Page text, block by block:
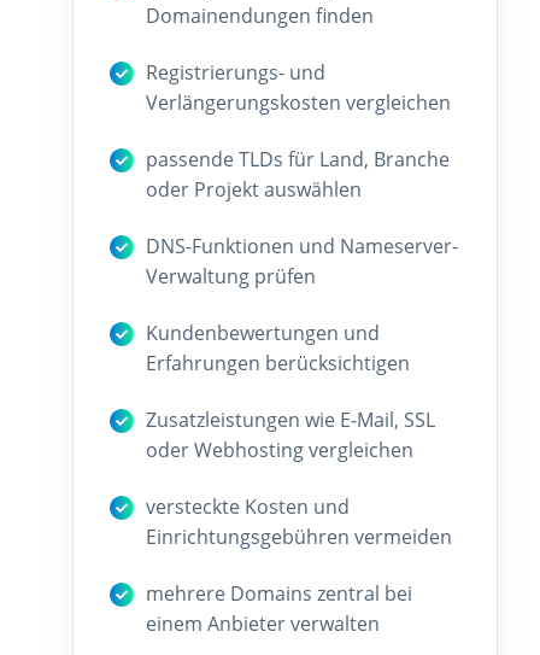
Domainendungen finden
Registrierungs- und
Verlängerungskosten vergleichen
passende TLDs für Land, Branche
oder Projekt auswählen
DNS-Funktionen und Nameserver-
Verwaltung prüfen
Kundenbewertungen und
Erfahrungen berücksichtigen
Zusatzleistungen wie E-Mail, SSL
oder Webhosting vergleichen
versteckte Kosten und
Einrichtungsgebühren vermeiden
mehrere Domains zentral bei
einem Anbieter verwalten